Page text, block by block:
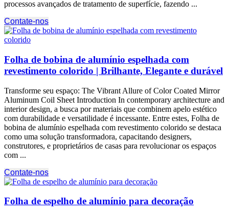
processos avançados de tratamento de superfície, fazendo ...
Contate-nos
Folha de bobina de alumínio espelhada com
revestimento colorido | Brilhante, Elegante e durável
Transforme seu espaço: The Vibrant Allure of Color Coated Mirror
Aluminum Coil Sheet Introduction In contemporary architecture and
interior design, a busca por materiais que combinem apelo estético
com durabilidade e versatilidade é incessante. Entre estes, Folha de
bobina de alumínio espelhada com revestimento colorido se destaca
como uma solução transformadora, capacitando designers,
construtores, e proprietários de casas para revolucionar os espaços
com ...
Contate-nos
Folha de espelho de alumínio para decoração